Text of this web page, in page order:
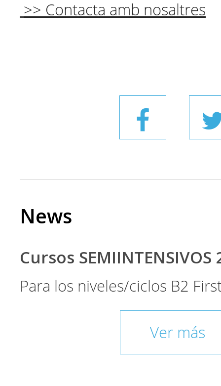
>> Contacta amb nosaltres
News
Cursos SEMIINTENSIVOS
Para los niveles/ciclos B2
Ver más